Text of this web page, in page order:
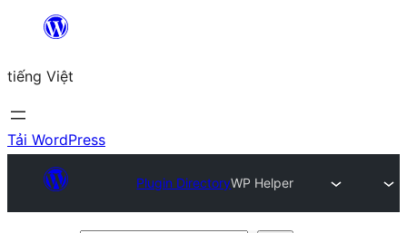
Chuyển
phần
nội
dung
tiếng Việt
Tải WordPress
Plugin DirectoryWP Helper